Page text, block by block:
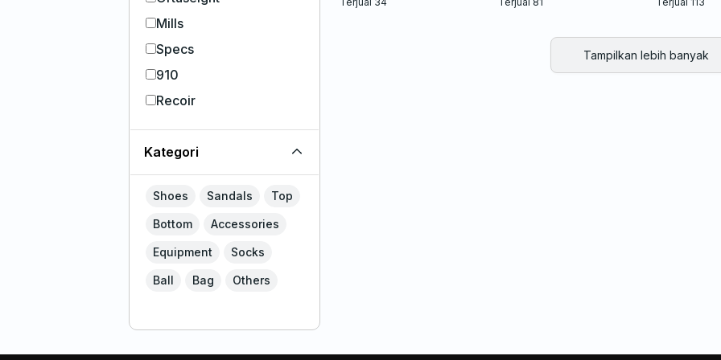
Mills
Specs
910
Recoir
Kategori
Shoes Sandals Top
Bottom Accessories
Equipment Socks
Ball Bag Others
Tampilkan lebih banyak